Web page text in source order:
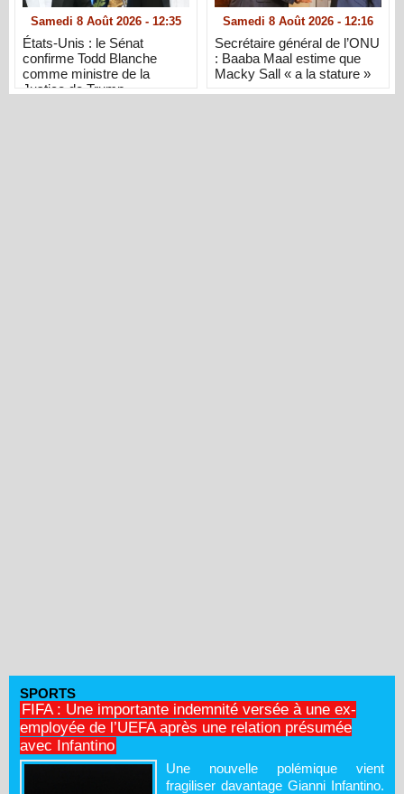
Samedi 8 Août 2026 - 12:35
États-Unis : le Sénat
confirme Todd Blanche
comme ministre de la
Justice de Trump
Samedi 8 Août 2026 - 12:16
Secrétaire général de l’ONU
: Baaba Maal estime que
Macky Sall « a la stature »
SPORTS
FIFA : Une importante indemnité versée à une ex-
employée de l’UEFA après une relation présumée
avec Infantino
Une nouvelle polémique vient
fragiliser davantage Gianni Infantino.